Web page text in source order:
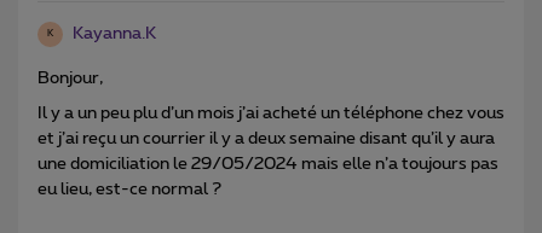
K Kayanna.K
Bonjour,
Il y a un peu plu d’un mois j’ai acheté un téléphone chez vous
et j’ai reçu un courrier il y a deux semaine disant qu’il y aura
une domiciliation le 29/05/2024 mais elle n’a toujours pas
eu lieu, est-ce normal ?